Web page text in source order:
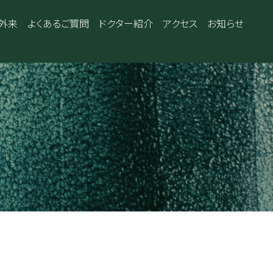
来 よくあるご質問 ドクター紹介 アクセス お知らせ